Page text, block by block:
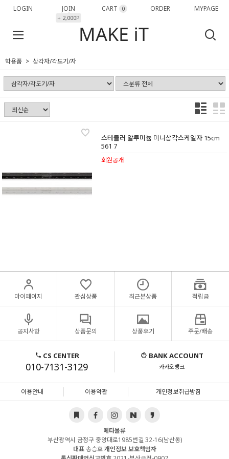
LOGIN JOIN
+ 2,000P
CART 0 ORDER MYPAGE
학용품 삼각자/각도기/자
스테들러 알루미늄 미니삼각스케일자 15cm
561 7
회원공개
마이페이지 관심상품 최근본상품 적립금
공지사항 상품문의 상품후기 주문/배송
CS CENTER
010-7131-3129
BANK ACCOUNT
카카오뱅크
이용안내 이용약관 개인정보취급방침
메타물류
부산광역시 금정구 중앙대로1985번길 32-16(남산동)
대표송승호개인정보 보호책임자